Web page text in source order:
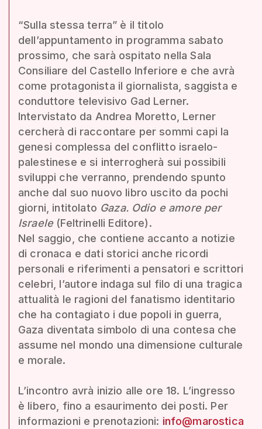
“Sulla stessa terra” è il titolo
dell’appuntamento in programma sabato
prossimo, che sarà ospitato nella Sala
Consiliare del Castello Inferiore e che avrà
come protagonista il giornalista, saggista e
conduttore televisivo Gad Lerner.
Intervistato da Andrea Moretto, Lerner
cercherà di raccontare per sommi capi la
genesi complessa del conflitto israelo-
palestinese e si interrogherà sui possibili
sviluppi che verranno, prendendo spunto
anche dal suo nuovo libro uscito da pochi
giorni, intitolato Gaza. Odio e amore per
Israele(Feltrinelli Editore).
Nel saggio, che contiene accanto a notizie
di cronaca e dati storici anche ricordi
personali e riferimenti a pensatori e scrittori
celebri, l’autore indaga sul filo di una tragica
attualità le ragioni del fanatismo identitario
che ha contagiato i due popoli in guerra,
Gaza diventata simbolo di una contesa che
assume nel mondo una dimensione culturale
e morale.
L’incontro avrà inizio alle ore 18. L’ingresso
è libero, fino a esaurimento dei posti. Per
informazioni e prenotazioni: info@marostica